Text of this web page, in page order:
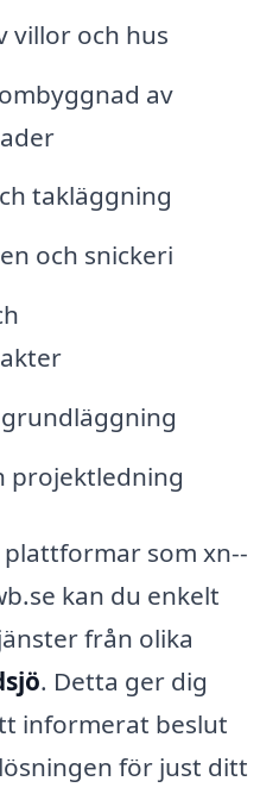
villor och hus
av
takläggning
och snickeri
projektledning
som xn--
kan du enkelt
från olika
. Detta ger dig
informerat beslut
för just ditt